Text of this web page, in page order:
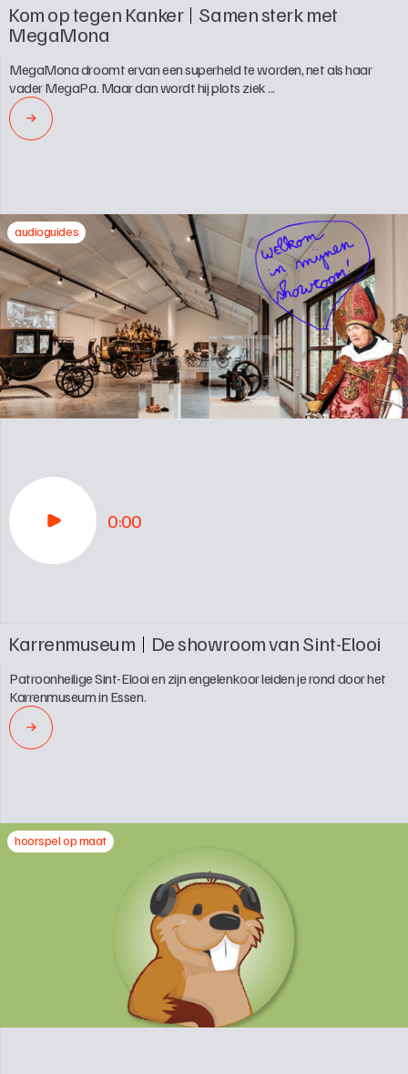
Kom op tegen Kanker Samen sterk met
MegaMona
MegaMona droomt ervan een superheld te worden, net als haar
vader MegaPa. Maar dan wordt hij plots ziek ...
→
0:00
audioguides
Karrenmuseum De showroom van Sint-Elooi
Patroonheilige Sint-Elooi en zijn engelenkoor leiden je rond door het
Karrenmuseum in Essen.
→
hoorspel op maat